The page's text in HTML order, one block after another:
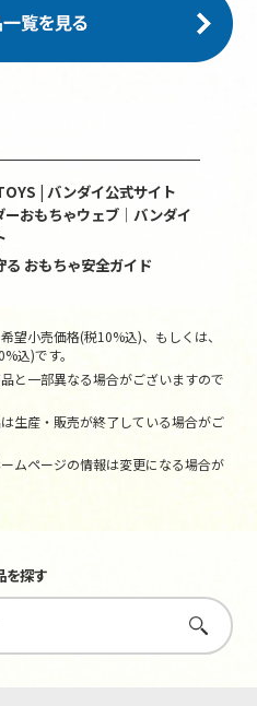
| バンダイ公式サイト
ーおもちゃウェブ│バンダイ
る おもちゃ安全ガイド
望小売価格(税10%込)、もしくは、
込)です。
と一部異なる場合がございますので
生産・販売が終了している場合がご
ムページの情報は変更になる場合が
を探す
さがす